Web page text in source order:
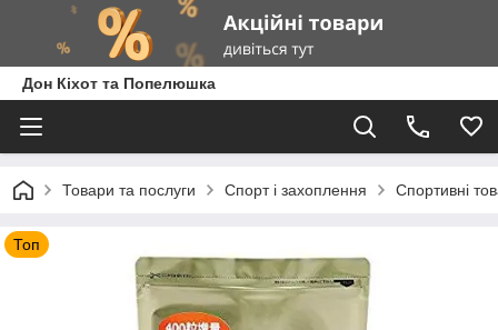
Дон Кіхот та Попелюшка
Товари та послуги Спорт і захоплення Спортивні
Топ